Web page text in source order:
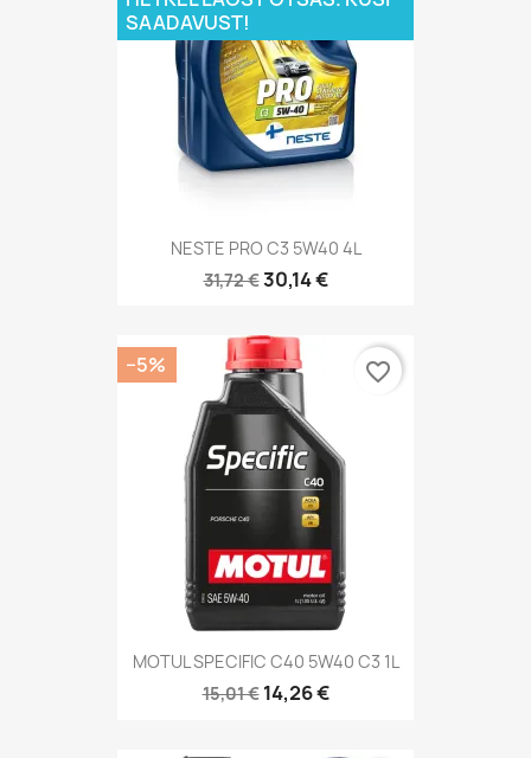
NESTE PRO C3 5W40 4L
31,72 €30,14 €
SAADAVUST!
MOTUL SPECIFIC C40 5W40 C3 1L
15,01 € 14,26 €
−5% favorite_border